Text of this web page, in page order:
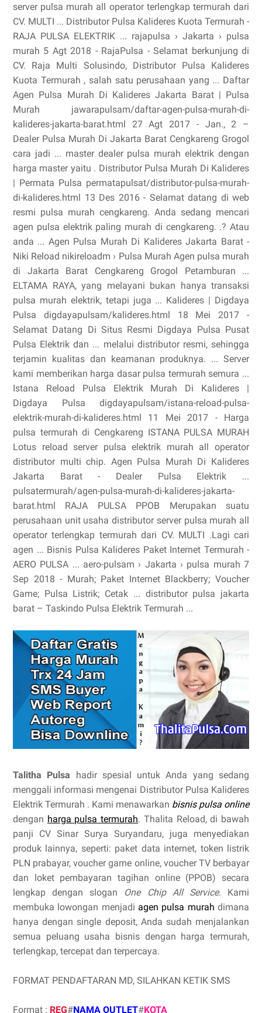
server pulsa murah all operator terlengkap termurah dari
CV. MULTI ... Distributor Pulsa Kalideres Kuota Termurah -
RAJA PULSA ELEKTRIK ... rajapulsa › Jakarta › pulsa
murah 5 Agt 2018 - RajaPulsa - Selamat berkunjung di
CV. Raja Multi Solusindo, Distributor Pulsa Kalideres
Kuota Termurah , salah satu perusahaan yang ... Daftar
Agen Pulsa Murah Di Kalideres Jakarta Barat | Pulsa
Murah jawarapulsam/daftar-agen-pulsa-murah-di-
kalideres-jakarta-barat.html 27 Agt 2017 - Jan., 2 –
Dealer Pulsa Murah Di Jakarta Barat Cengkareng Grogol
cara jadi ... master dealer pulsa murah elektrik dengan
harga master yaitu . Distributor Pulsa Murah Di Kalideres
| Permata Pulsa permatapulsat/distributor-pulsa-murah-
di-kalideres.html 13 Des 2016 - Selamat datang di web
resmi pulsa murah cengkareng. Anda sedang mencari
agen pulsa elektrik paling murah di cengkareng. .? Atau
anda ... Agen Pulsa Murah Di Kalideres Jakarta Barat -
Niki Reload nikireloadm › Pulsa Murah Agen pulsa murah
di Jakarta Barat Cengkareng Grogol Petamburan ...
ELTAMA RAYA, yang melayani bukan hanya transaksi
pulsa murah elektrik, tetapi juga ... Kalideres | Digdaya
Pulsa digdayapulsam/kalideres.html 18 Mei 2017 -
Selamat Datang Di Situs Resmi Digdaya Pulsa Pusat
Pulsa Elektrik dan ... melalui distributor resmi, sehingga
terjamin kualitas dan keamanan produknya. ... Server
kami memberikan harga dasar pulsa termurah semura ...
Istana Reload Pulsa Elektrik Murah Di Kalideres |
Digdaya Pulsa digdayapulsam/istana-reload-pulsa-
elektrik-murah-di-kalideres.html 11 Mei 2017 - Harga
pulsa termurah di Cengkareng ISTANA PULSA MURAH
Lotus reload server pulsa elektrik murah all operator
distributor multi chip. Agen Pulsa Murah Di Kalideres
Jakarta Barat - Dealer Pulsa Elektrik ...
pulsatermurah/agen-pulsa-murah-di-kalideres-jakarta-
barat.html RAJA PULSA PPOB Merupakan suatu
perusahaan unit usaha distributor server pulsa murah all
operator terlengkap termurah dari CV. MULTI .Lagi cari
agen ... Bisnis Pulsa Kalideres Paket Internet Termurah -
AERO PULSA ... aero-pulsam › Jakarta › pulsa murah 7
Sep 2018 - Murah; Paket Internet Blackberry; Voucher
Game; Pulsa Listrik; Cetak ... distributor pulsa jakarta
barat – Taskindo Pulsa Elektrik Termurah ...
Talitha Pulsa hadir spesial untuk Anda yang sedang
menggali informasi mengenai Distributor Pulsa Kalideres
Elektrik Termurah . Kami menawarkan bisnis pulsa online
dengan harga pulsa termurah. Thalita Reload, di bawah
panji CV Sinar Surya Suryandaru, juga menyediakan
produk lainnya, seperti: paket data internet, token listrik
PLN prabayar, voucher game online, voucher TV berbayar
dan loket pembayaran tagihan online (PPOB) secara
lengkap dengan slogan One Chip All Service. Kami
membuka lowongan menjadi agen pulsa murah dimana
hanya dengan single deposit, Anda sudah menjalankan
semua peluang usaha bisnis dengan harga termurah,
terlengkap, tercepat dan terpercaya.
FORMAT PENDAFTARAN MD, SILAHKAN KETIK SMS
Format : REG#NAMA OUTLET#KOTA